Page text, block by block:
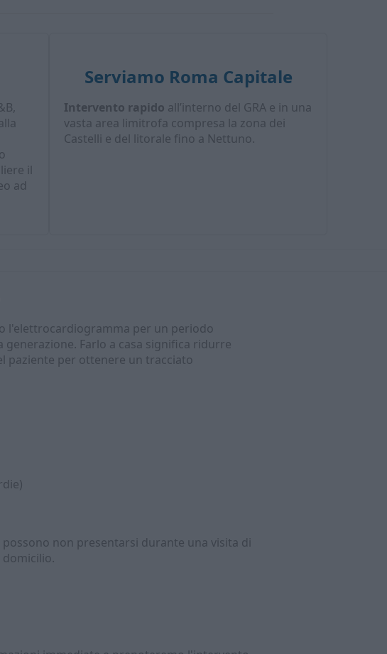
il
ad
Serviamo Roma Capitale
Intervento rapido all’interno del GRA e in una
vasta area limitrofa compresa la zona dei
Castelli e del litorale fino a Nettuno.
l'elettrocardiogramma per un periodo
Farlo a casa significa ridurre
paziente per ottenere un tracciato
non presentarsi durante una visita di